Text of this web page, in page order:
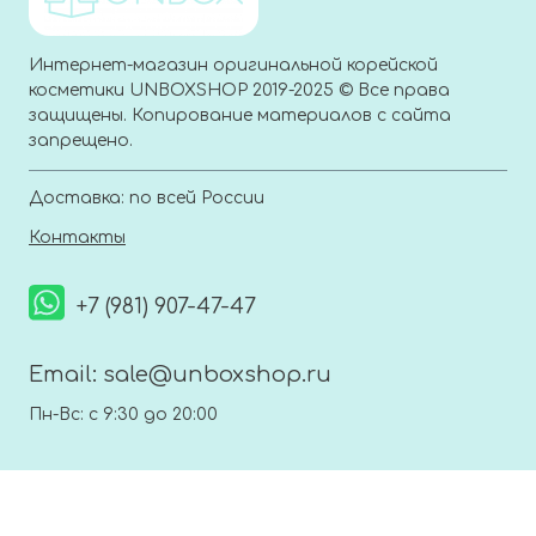
Интернет-магазин оригинальной корейской
косметики UNBOXSHOP 2019-2025 © Все права
защищены. Копирование материалов с сайта
запрещено.
Доставка: по всей России
Контакты
+7 (981) 907-47-47
Email: sale@unboxshop.ru
Пн-Вс: с 9:30 до 20:00